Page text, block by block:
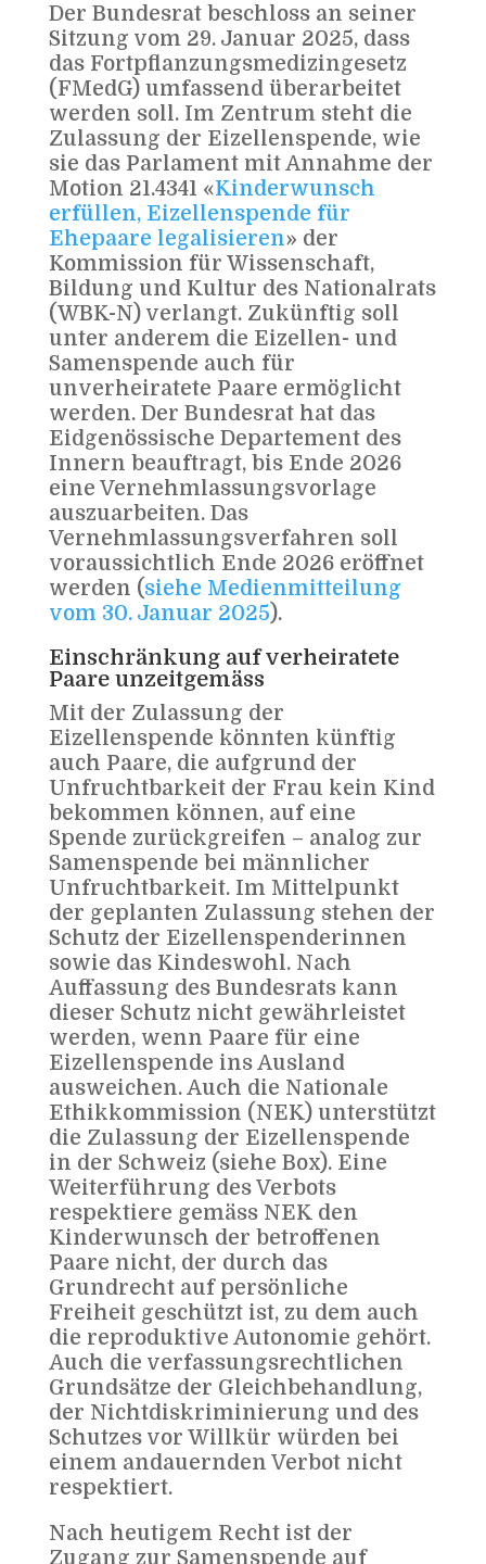
Der Bundesrat beschloss an seiner
Sitzung vom 29. Januar 2025, dass
das Fortpflanzungsmedizingesetz
(FMedG) umfassend überarbeitet
werden soll. Im Zentrum steht die
Zulassung der Eizellenspende, wie
sie das Parlament mit Annahme der
Motion 21.4341 «Kinderwunsch
erfüllen, Eizellenspende für
Ehepaare legalisieren» der
Kommission für Wissenschaft,
Bildung und Kultur des Nationalrats
(WBK-N) verlangt. Zukünftig soll
unter anderem die Eizellen- und
Samenspende auch für
unverheiratete Paare ermöglicht
werden. Der Bundesrat hat das
Eidgenössische Departement des
Innern beauftragt, bis Ende 2026
eine Vernehmlassungsvorlage
auszuarbeiten. Das
Vernehmlassungsverfahren soll
voraussichtlich Ende 2026 eröffnet
werden (siehe Medienmitteilung
vom 30. Januar 2025).
Einschränkung auf verheiratete
Paare unzeitgemäss
Mit der Zulassung der
Eizellenspende könnten künftig
auch Paare, die aufgrund der
Unfruchtbarkeit der Frau kein Kind
bekommen können, auf eine
Spende zurückgreifen – analog zur
Samenspende bei männlicher
Unfruchtbarkeit. Im Mittelpunkt
der geplanten Zulassung stehen der
Schutz der Eizellenspenderinnen
sowie das Kindeswohl. Nach
Auffassung des Bundesrats kann
dieser Schutz nicht gewährleistet
werden, wenn Paare für eine
Eizellenspende ins Ausland
ausweichen. Auch die Nationale
Ethikkommission (NEK) unterstützt
die Zulassung der Eizellenspende
in der Schweiz (siehe Box). Eine
Weiterführung des Verbots
respektiere gemäss NEK den
Kinderwunsch der betroffenen
Paare nicht, der durch das
Grundrecht auf persönliche
Freiheit geschützt ist, zu dem auch
die reproduktive Autonomie gehört.
Auch die verfassungsrechtlichen
Grundsätze der Gleichbehandlung,
der Nichtdiskriminierung und des
Schutzes vor Willkür würden bei
einem andauernden Verbot nicht
respektiert.
Nach heutigem Recht ist der
Zugang zur Samenspende auf